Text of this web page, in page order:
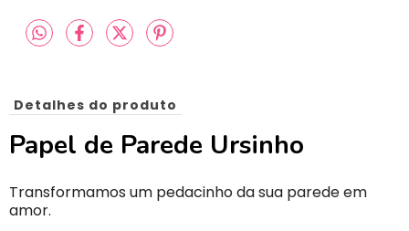
Detalhes do produto
Papel de Parede Ursinho
Transformamos um pedacinho da sua parede em
amor.